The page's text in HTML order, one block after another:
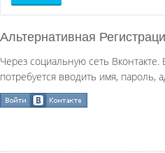
Альтернативная
Через социальную сеть
потребуется вводить имя, пароль,